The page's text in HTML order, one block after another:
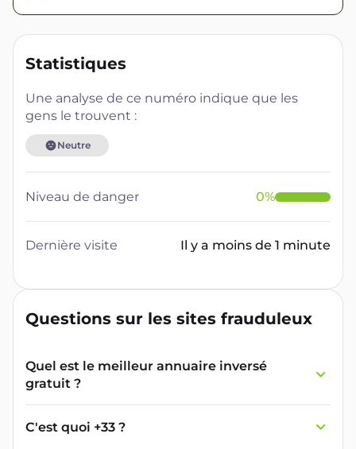
Statistiques
Une analyse de ce numéro indique que les
gens le trouvent :
Neutre
Niveau de danger 0%
Dernière visite Il y a moins de 1 minute
Questions sur les sites frauduleux
Quel est le meilleur annuaire inversé
gratuit ?
France Verif inclut une fonctionnalité de
recherche de numéro inversée qui est efficace
et gratuite pour identifier les appelants
C'est quoi +33 ?
L'indicatif +33 est le code téléphonique